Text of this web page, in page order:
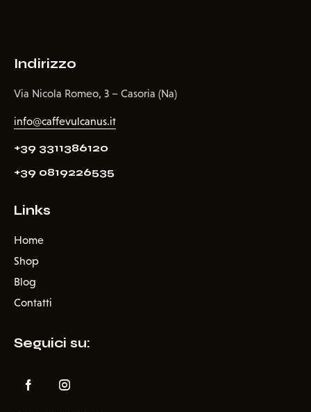
Indirizzo
Via Nicola Romeo, 3 – Casoria (Na)
info@caffevulcanus.it
+39 3311386120
+39 0819226535
Links
Home
Shop
Blog
Contatti
Seguici su: